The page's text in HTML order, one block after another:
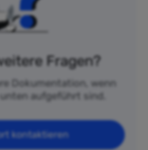
Fragen?
Dokumentation, wenn
aufgeführt sind.
kontaktieren